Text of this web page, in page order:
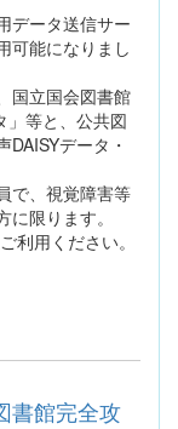
データ送信サー
可能になりまし
国立国会図書館
」等と、公共図
データ・
で、視覚障害等
限ります。
利用ください。
書館完全攻